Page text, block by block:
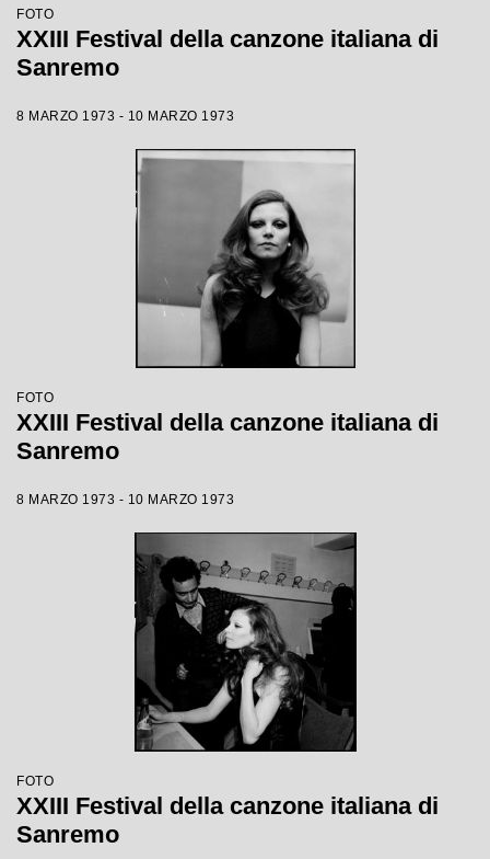
FOTO
XXIII Festival della canzone italiana di
Sanremo
8 MARZO 1973 - 10 MARZO 1973
FOTO
XXIII Festival della canzone italiana di
Sanremo
8 MARZO 1973 - 10 MARZO 1973
FOTO
XXIII Festival della canzone italiana di
Sanremo